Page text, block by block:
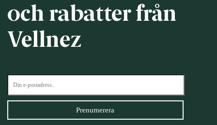
och rabatter från
Vellnez